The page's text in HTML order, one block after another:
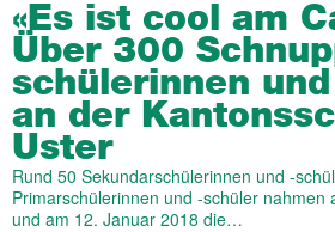
«Es ist cool am
Über 300
schüler­innen
an der
Uster
Rund 50 Sekundarschülerinnen und -
Primarschülerinnen und -schüler nahmen
und am 12. Januar 2018 die…